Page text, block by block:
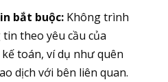
bắt buộc:Không trình
theo yêu cầu của
toán, ví dụ như quên
dịch với bên liên quan.